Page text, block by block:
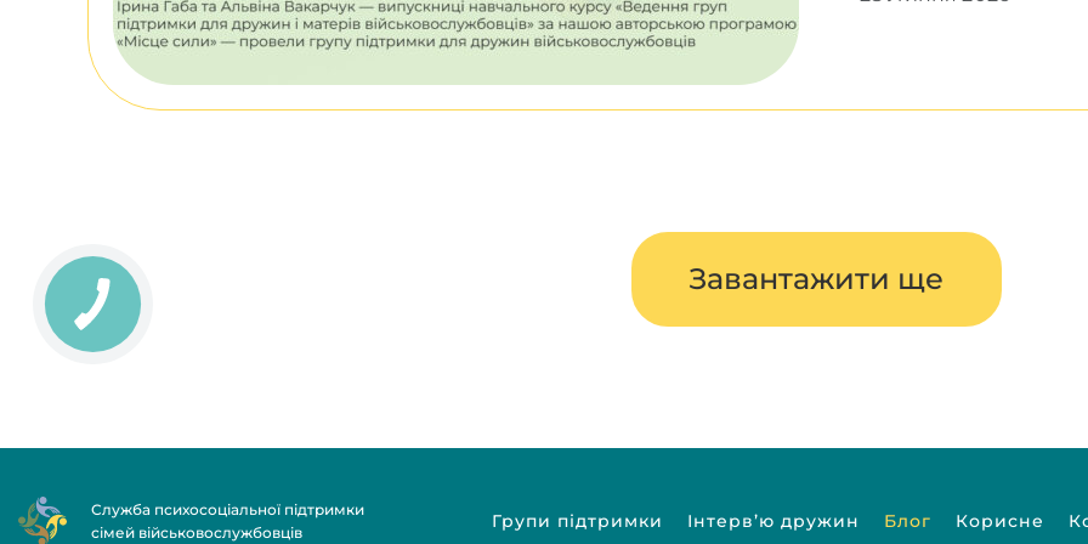
Завантажити ще
Служба психосоціальної підтримки
сімей військовослужбовців
Групи підтримки Інтерв’ю дружин Блог Корисне